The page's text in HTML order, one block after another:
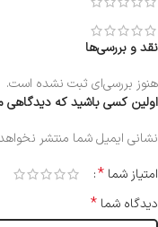
نقد و بررسی‌ها
هنوز بررسی‌ای ثبت نشده است.
اولین کسی باشید که دیدگاهی می
نشانی ایمیل شما منتشر
امتیاز شما *
دیدگاه شما *